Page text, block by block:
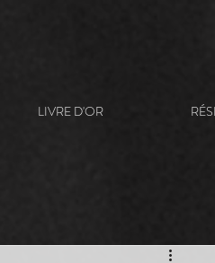
LIVRE D'OR